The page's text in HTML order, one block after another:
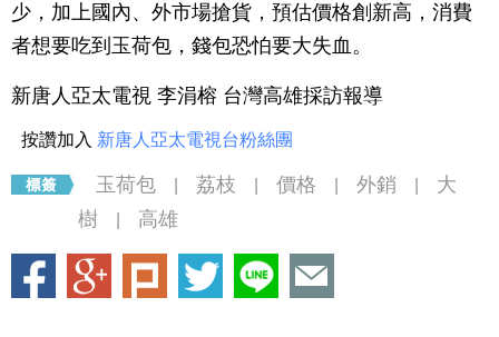
少，加上國內、外市場搶貨，預估價格創新高，消費
者想要吃到玉荷包，錢包恐怕要大失血。
新唐人亞太電視 李涓榕 台灣高雄採訪報導
按讚加入 新唐人亞太電視台粉絲團
玉荷包 荔枝 價格 外銷
大
樹
高雄